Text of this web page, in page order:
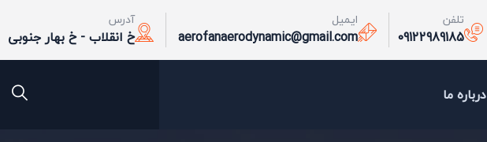
تلفن
09122989185
ایمیل
aerofanaerodynamic@gmail.com
آدرس
خ انقلاب - خ بهار جنوبی
درباره ما